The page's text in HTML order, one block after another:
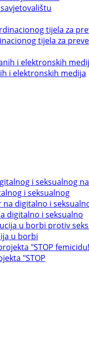
tijela za
i elektronskih medija
i seksualnog
digitalno i seksualno
u borbi
"STOP